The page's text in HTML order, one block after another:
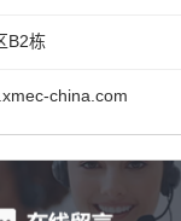
栋
china.com